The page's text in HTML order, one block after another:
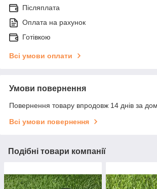
Післяплата
Оплата на рахунок
Готівкою
Всі умови оплати
Умови повернення
Повернення товару впродовж 14 днів за
Всі умови повернення
Подібні товари компанії